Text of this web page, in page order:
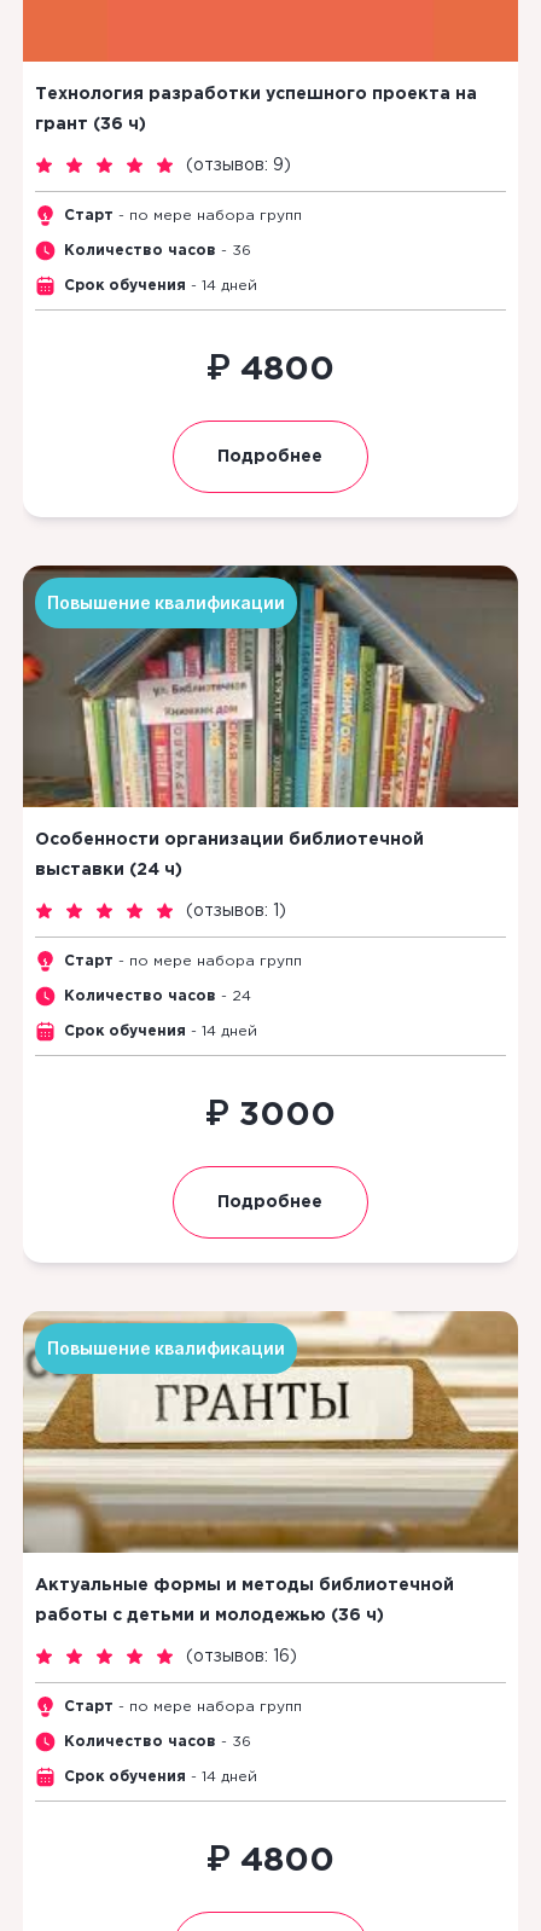
Технология разработки успешного проекта на
грант (36 ч)
( отзывов: 9 )
Старт - по мере набора групп
Количество часов - 36
Срок обучения - 14 дней
₽ 4800
Подробнее
Повышение квалификации
Особенности организации библиотечной
выставки (24 ч)
( отзывов: 1 )
Старт - по мере набора групп
Количество часов - 24
Срок обучения - 14 дней
₽ 3000
Подробнее
Повышение квалификации
Актуальные формы и методы библиотечной
работы с детьми и молодежью (36 ч)
( отзывов: 16 )
Старт - по мере набора групп
Количество часов - 36
Срок обучения - 14 дней
₽ 4800